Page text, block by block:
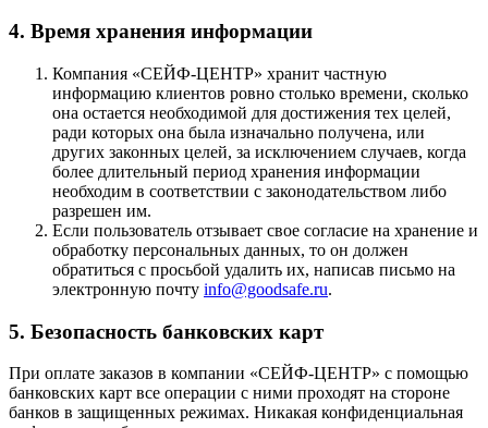
4. Время хранения информации
Компания «СЕЙФ-ЦЕНТР» хранит частную
информацию клиентов ровно столько времени, сколько
она остается необходимой для достижения тех целей,
ради которых она была изначально получена, или
других законных целей, за исключением случаев, когда
более длительный период хранения информации
необходим в соответствии с законодательством либо
разрешен им.
Если пользователь отзывает свое согласие на хранение и
обработку персональных данных, то он должен
обратиться с просьбой удалить их, написав письмо на
электронную почту info@goodsafe.ru.
5. Безопасность банковских карт
При оплате заказов в компании «СЕЙФ-ЦЕНТР» с помощью
банковских карт все операции с ними проходят на стороне
банков в защищенных режимах. Никакая конфиденциальная